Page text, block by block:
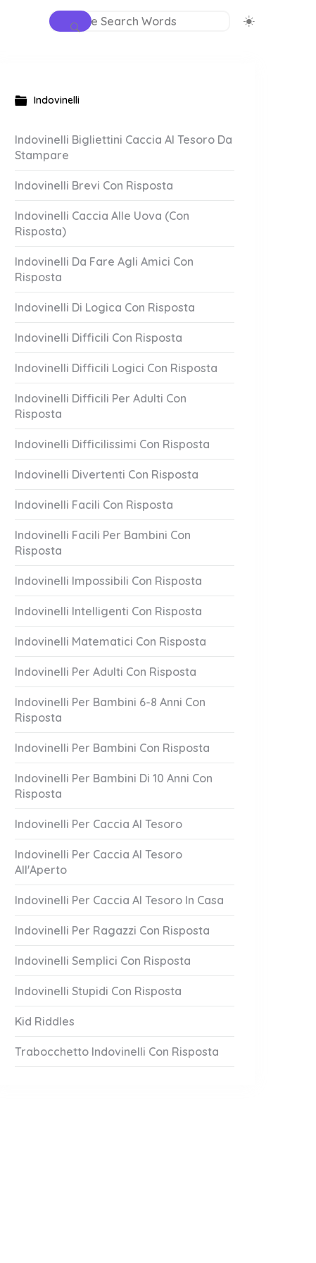
Lascia Mai
20, 2023
Indovinelli
Indovinelli Bigliettini Caccia Al Tesoro Da
Stampare
Indovinelli Brevi Con Risposta
Indovinelli Caccia Alle Uova (Con
Risposta)
Indovinelli Da Fare Agli Amici Con
Risposta
Indovinelli Di Logica Con Risposta
Indovinelli Difficili Con Risposta
Indovinelli Difficili Logici Con Risposta
Indovinelli Difficili Per Adulti Con
Risposta
Indovinelli Difficilissimi Con Risposta
Indovinelli Divertenti Con Risposta
Indovinelli Facili Con Risposta
Indovinelli Facili Per Bambini Con
Risposta
Indovinelli Impossibili Con Risposta
Indovinelli Intelligenti Con Risposta
Indovinelli Matematici Con Risposta
Indovinelli Per Adulti Con Risposta
Indovinelli Per Bambini 6-8 Anni Con
Risposta
Indovinelli Per Bambini Con Risposta
Indovinelli Per Bambini Di 10 Anni Con
Risposta
Indovinelli Per Caccia Al Tesoro
Indovinelli Per Caccia Al Tesoro
All'Aperto
Indovinelli Per Caccia Al Tesoro In Casa
Indovinelli Per Ragazzi Con Risposta
Indovinelli Semplici Con Risposta
Indovinelli Stupidi Con Risposta
Kid Riddles
Trabocchetto Indovinelli Con Risposta